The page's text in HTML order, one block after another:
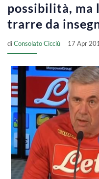
possibilità, ma
trarre da
diConsolato Cicciù 17 Apr